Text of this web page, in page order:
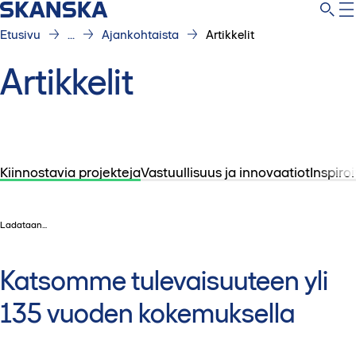
Etusivu ... Ajankohtaista Artikkelit
Artikkelit
Kiinnostavia projektejaVastuullisuus ja innovaatiot
Ladataan...
Katsomme tulevaisuuteen yli
135 vuoden kokemuksella